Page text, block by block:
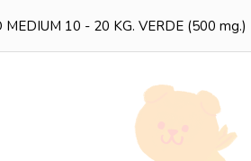
MEDIUM 10 - 20 KG. VERDE (500 mg.)